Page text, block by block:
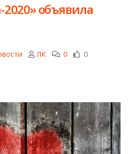
объявила
ЛК 0 0